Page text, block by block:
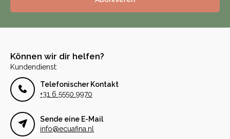
Können wir dir helfen?
Kundendienst:
Telefonischer Kontakt
+31 6 5550 9970
Sende eine E-Mail
info@ecuafina.nl